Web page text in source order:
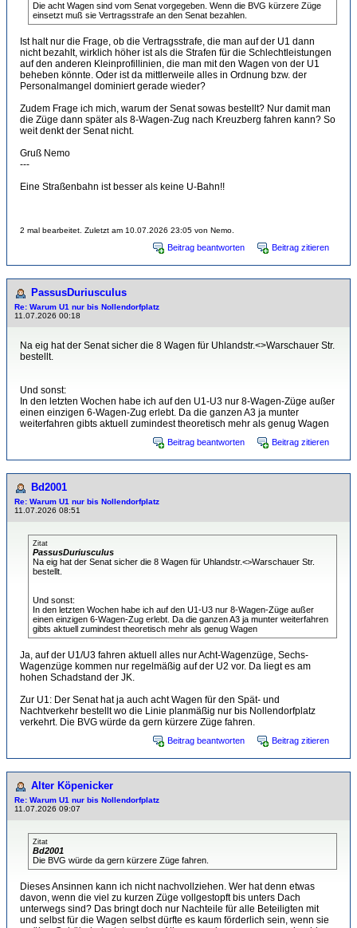
Die acht Wagen sind vom Senat vorgegeben. Wenn die BVG kürzere Züge
einsetzt muß sie Vertragsstrafe an den Senat bezahlen.
Ist halt nur die Frage, ob die Vertragsstrafe, die man auf der U1 dann
nicht bezahlt, wirklich höher ist als die Strafen für die Schlechtleistungen
auf den anderen Kleinprofillinien, die man mit den Wagen von der U1
beheben könnte. Oder ist da mittlerweile alles in Ordnung bzw. der
Personalmangel dominiert gerade wieder?
Zudem Frage ich mich, warum der Senat sowas bestellt? Nur damit man
die Züge dann später als 8-Wagen-Zug nach Kreuzberg fahren kann? So
weit denkt der Senat nicht.
Gruß Nemo
---
Eine Straßenbahn ist besser als keine U-Bahn!!
2 mal bearbeitet. Zuletzt am 10.07.2026 23:05 von Nemo.
Beitrag beantworten Beitrag zitieren
PassusDuriusculus
Re: Warum U1 nur bis Nollendorfplatz
11.07.2026 00:18
Na eig hat der Senat sicher die 8 Wagen für Uhlandstr.<>Warschauer Str.
bestellt.
Und sonst:
In den letzten Wochen habe ich auf den U1-U3 nur 8-Wagen-Züge außer
einen einzigen 6-Wagen-Zug erlebt. Da die ganzen A3 ja munter
weiterfahren gibts aktuell zumindest theoretisch mehr als genug Wagen
Beitrag beantworten Beitrag zitieren
Bd2001
Re: Warum U1 nur bis Nollendorfplatz
11.07.2026 08:51
Zitat
PassusDuriusculus
Na eig hat der Senat sicher die 8 Wagen für Uhlandstr.<>Warschauer Str.
bestellt.
Und sonst:
In den letzten Wochen habe ich auf den U1-U3 nur 8-Wagen-Züge außer
einen einzigen 6-Wagen-Zug erlebt. Da die ganzen A3 ja munter weiterfahren
gibts aktuell zumindest theoretisch mehr als genug Wagen
Ja, auf der U1/U3 fahren aktuell alles nur Acht-Wagenzüge, Sechs-
Wagenzüge kommen nur regelmäßig auf der U2 vor. Da liegt es am
hohen Schadstand der JK.
Zur U1: Der Senat hat ja auch acht Wagen für den Spät- und
Nachtverkehr bestellt wo die Linie planmäßig nur bis Nollendorfplatz
verkehrt. Die BVG würde da gern kürzere Züge fahren.
Beitrag beantworten Beitrag zitieren
Alter Köpenicker
Re: Warum U1 nur bis Nollendorfplatz
11.07.2026 09:07
Zitat
Bd2001
Die BVG würde da gern kürzere Züge fahren.
Dieses Ansinnen kann ich nicht nachvollziehen. Wer hat denn etwas
davon, wenn die viel zu kurzen Züge vollgestopft bis unters Dach
unterwegs sind? Das bringt doch nur Nachteile für alle Beteiligten mit
und selbst für die Wagen selbst dürfte es kaum förderlich sein, wenn sie